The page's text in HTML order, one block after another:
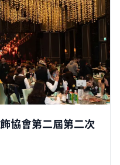
協會第二屆第二次